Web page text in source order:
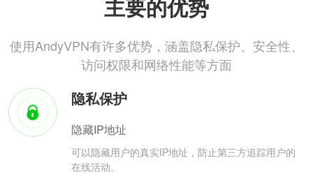
主要的优势
使用AndyVPN有许多优势，涵盖隐私保护、安全性、
访问权限和网络性能等方面
隐私保护
隐藏IP地址
可以隐藏用户的真实IP地址，防止第三方追踪用户的
在线活动。